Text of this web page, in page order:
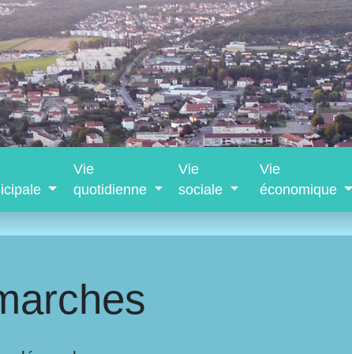
Vie
quotidienne
Vie
sociale
Vie
économique